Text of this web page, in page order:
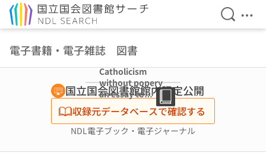
検索を
メ
電子書籍・電子雑誌 図書
Catholicism
without popery
an essay to
render the
Church of
England a
means and a
pattern of union
国立国会図書館館内限定公開
収録元データベースで確認する
NDL電子ブック・電子ジャーナル